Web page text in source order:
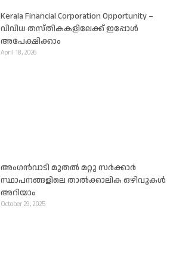
Kerala Financial Corporation Opportunity –
വിവിധ തസ്തികകളിലേക്ക് ഇപ്പോൾ
അപേക്ഷിക്കാം
April 18, 2026
അംഗൻവാടി മുതൽ മറ്റു സർക്കാർ
സ്ഥാപനങ്ങളിലെ താൽക്കാലിക ഒഴിവുകൾ
അറിയാം
October 29, 2025